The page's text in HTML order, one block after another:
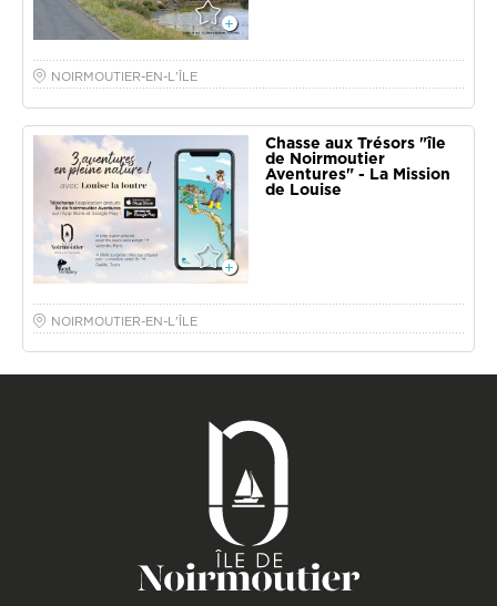
NOIRMOUTIER-EN-L'ÎLE
Chasse aux Trésors "île
de Noirmoutier
Aventures" - La Mission
de Louise
NOIRMOUTIER-EN-L'ÎLE